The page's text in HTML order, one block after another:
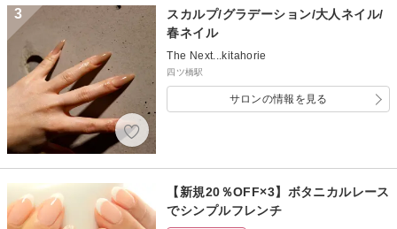
3
スカルプ/グラデーション/大人ネイル/
春ネイル
The Next...kitahorie
四ツ橋駅
サロンの情報を見る
【新規20％OFF×3】ボタニカルレース
でシンプルフレンチ